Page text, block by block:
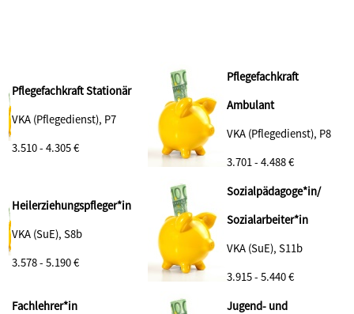
Pflegefachkraft Stationär
VKA (Pflegedienst), P7
3.510 - 4.305 €
Pflegefachkraft
Ambulant
VKA (Pflegedienst), P8
3.701 - 4.488 €
Heilerziehungspfleger*in
VKA (SuE), S8b
3.578 - 5.190€
Sozialpädagoge*in/
Sozialarbeiter*in
VKA (SuE), S11b
3.915 - 5.440 €
Fachlehrer*in
Jugend- und